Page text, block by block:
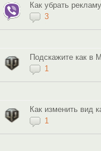
Как убрать
3
Подскажите как в
1
Как изменить вид
1